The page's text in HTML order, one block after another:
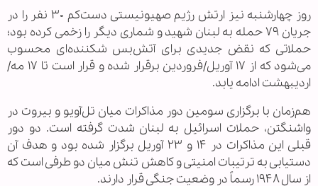
روز چهارشنبه نیز ارتش رژیم صهیونیستی دست‌کم ۳۰ نفر را در
جریان ۷۹ حمله به لبنان شهید و شماری دیگر را زخمی کرده بود؛
حملاتی که نقض جدیدی برای آتش‌بس شکننده‌ای محسوب
می‌شود که از ۱۷ آوریل/فروردین برقرار شده و قرار است تا ۱۷ مه/
اردیبهشت ادامه یابد.
هم‌زمان با برگزاری سومین دور مذاکرات میان تل‌آویو و بیروت در
واشنگتن، حملات اسرائیل به لبنان شدت گرفته است. دو دور
قبلی این مذاکرات در ۱۴ و ۲۳ آوریل برگزار شده بود و هدف آن
دستیابی به ترتیبات امنیتی و کاهش تنش میان دو طرفی است که
از سال ۱۹۴۸ رسماً در وضعیت جنگی قرار دارند.